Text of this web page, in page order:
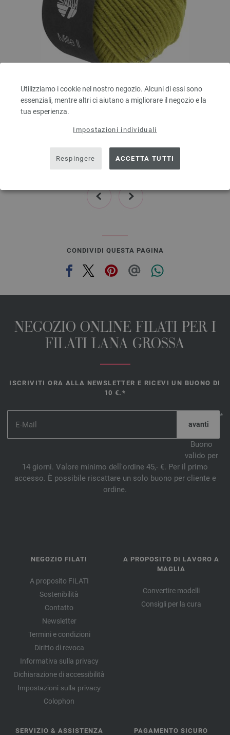
Utilizziamo i cookie nel nostro negozio. Alcuni di essi sono
essenziali, mentre altri ci aiutano a migliorare il negozio e la
tua esperienza.
Impostazioni individuali
Respingere ACCETTA TUTTI
Lana Grossa
MILLE II
50 % Lana vergine merino, 50 % Acrilico
Quantità in metri: ca. 55 m / 50 g
3,78 €
4,40 $
escl. IVA., più. spese di spedizione, Prezzo di base: 75,60 €
CONDIVIDI QUESTA PAGINA
NEGOZIO ONLINE FILATI PER I
FILATI LANA GROSSA
ISCRIVITI ORA ALLA NEWSLETTER E RICEVI UN BUONO DI
10 €.*
*
Buono
valido per
14 giorni. Valore minimo dell'ordine 45,- €. Per il primo
accesso. È possibile riscattare un solo buono per cliente e
ordine.
NEGOZIO FILATI
A proposito FILATI
Sostenibilità
Contatto
Newsletter
Termini e condizioni
Diritto di revoca
Informativa sulla privacy
Dichiarazione di accessibilità
Impostazioni sulla privacy
Colophon
A PROPOSITO DI LAVORO A
MAGLIA
Convertire modelli
Consigli per la cura
SERVIZIO & ASSISTENZA PAGAMENTO SICURO